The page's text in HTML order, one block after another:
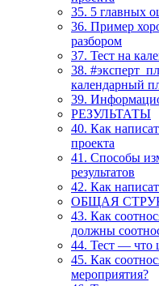
35. 5 главных
36. Пример
разбором
37. Тест на
38.
календарный
39.
РЕЗУЛЬТАТЫ
40. Как
проекта
41. Способы
результатов
42. Как
ОБЩАЯ
43. Как
должны
44. Тест — что
45. Как
мероприятия?